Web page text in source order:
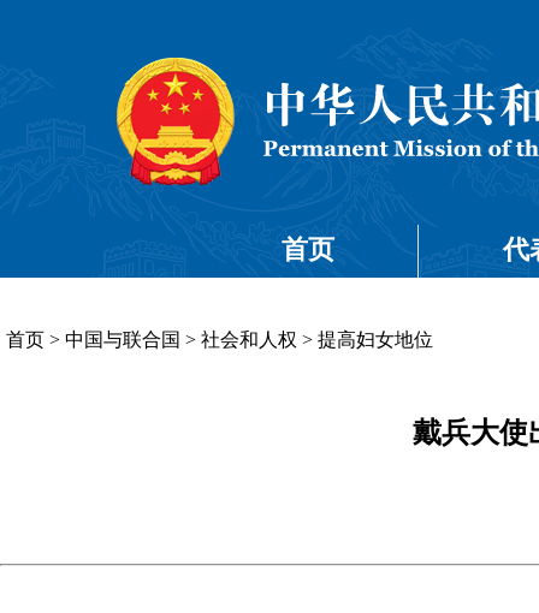
首页 代
首页 > 中国与联合国 > 社会和人权 > 提高妇女地位
戴兵大使